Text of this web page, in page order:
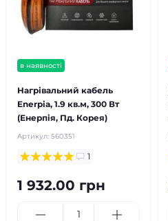
в наявності
Нагрівальний кабель
Enerpia, 1.9 кв.м, 300 Вт
(Енерпія, Пд. Корея)
Артикул: 560351
1
1 932.00 грн